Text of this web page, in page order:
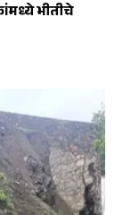
भीतीचे